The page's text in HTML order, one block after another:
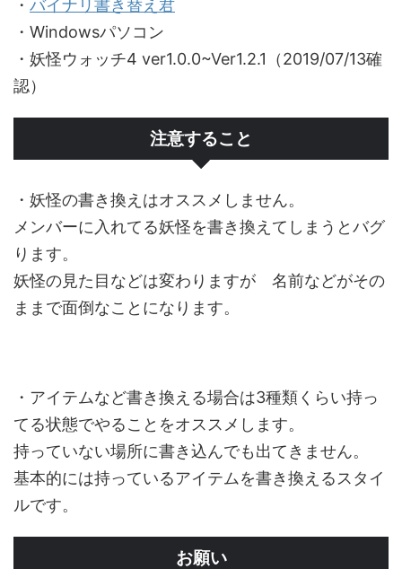
・ バイナリ書き替え君
・Windowsパソコン
・妖怪ウォッチ4 ver1.0.0~Ver1.2.1（2019/07/13確
認）
注意すること
・妖怪の書き換えはオススメしません。
メンバーに入れてる妖怪を書き換えてしまうとバグ
ります。
妖怪の見た目などは変わりますが 名前などがその
ままで面倒なことになります。
・アイテムなど書き換える場合は3種類くらい持っ
てる状態でやることをオススメします。
持っていない場所に書き込んでも出てきません。
基本的には持っているアイテムを書き換えるスタイ
ルです。
お願い